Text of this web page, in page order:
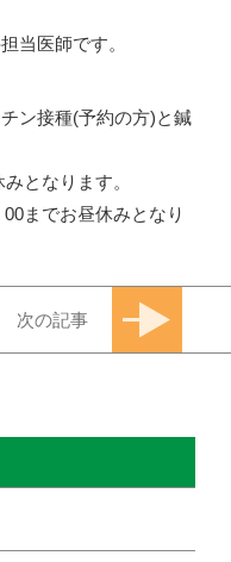
当医師です。
ン接種(予約の方)と鍼
となります。
までお昼休みとなり
次の記事